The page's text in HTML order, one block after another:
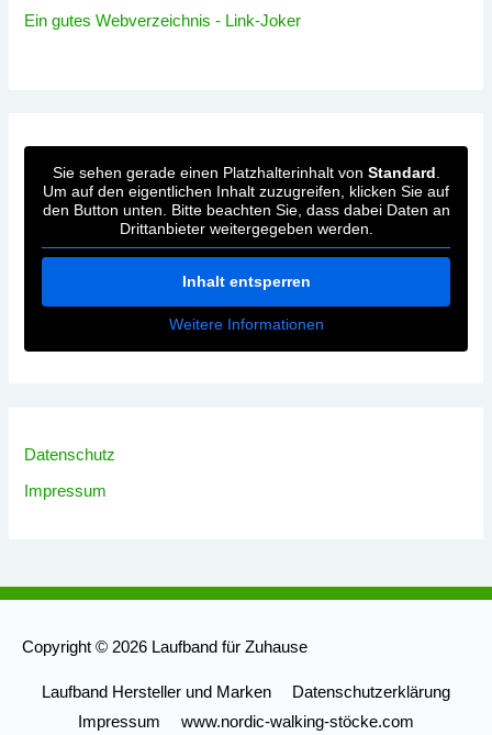
Ein gutes Webverzeichnis - Link-Joker
Sie sehen gerade einen Platzhalterinhalt von Standard
Um auf den eigentlichen Inhalt zuzugreifen, klicken Sie auf
den Button unten. Bitte beachten Sie, dass dabei Daten an
Drittanbieter weitergegeben werden.
Inhalt entsperren
Weitere Informationen
Datenschutz
Impressum
Copyright © 2026 Laufband für Zuhause
Laufband Hersteller und Marken
Datenschutzerklärung
Impressum
www.nordic-walking-stöcke.com